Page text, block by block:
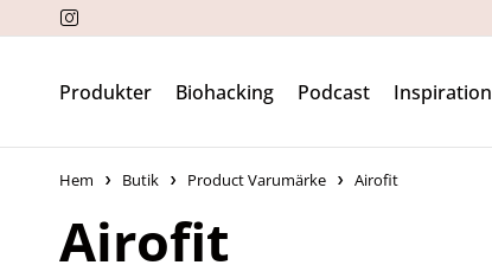
Produkter Biohacking Podcast Inspiration
Hem Butik Product Varumärke Airofit
Airofit